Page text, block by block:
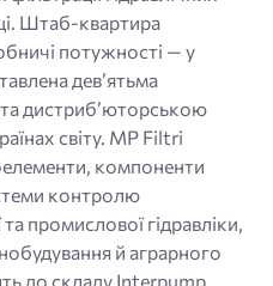
Штаб-квартира
потужності — у
дев’ятьма
дистриб’юторською
світу. MP Filtri
компоненти
контролю
промислової гідравліки,
й аграрного
до складу Interpump